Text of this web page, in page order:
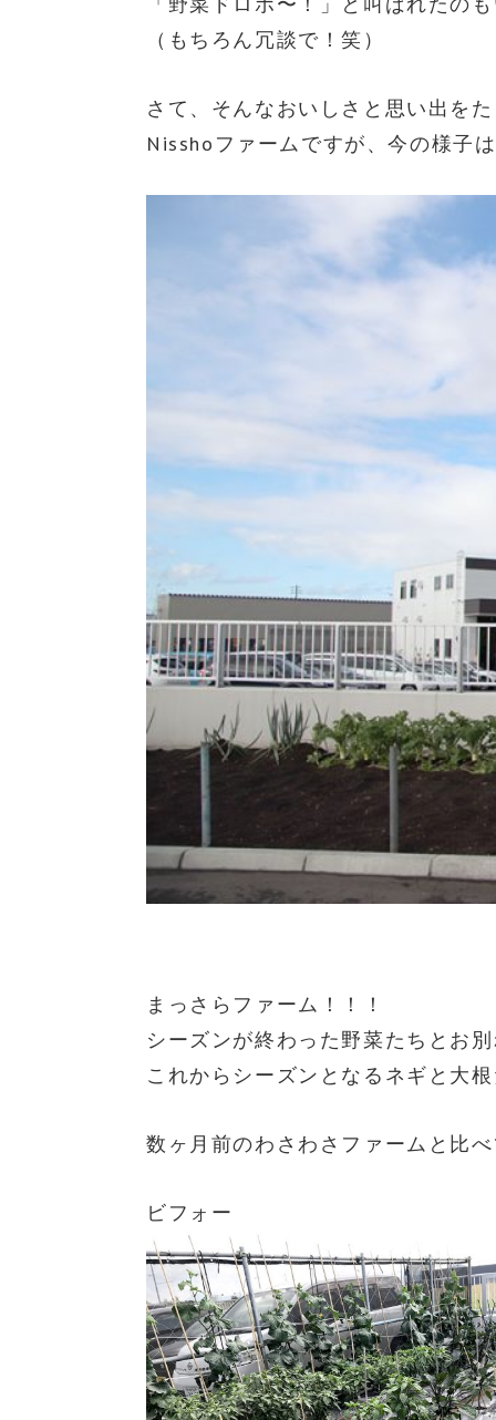
（もちろん冗談で！笑）
さて、そんなおいしさと思い出を
Nisshoファームですが、今の様子
まっさらファーム！！！
シーズンが終わった野菜たちとお
これからシーズンとなるネギと大
数ヶ月前のわさわさファームと比
ビフォー